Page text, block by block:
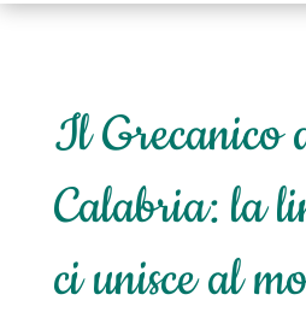
Il Grecanico
Calabria: la
ci unisce al